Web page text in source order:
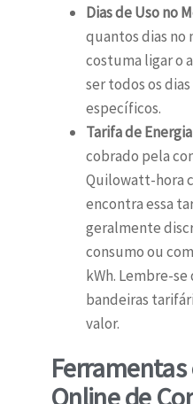
Dias de Uso no
quantos dias no
costuma ligar o
ser todos os
específicos.
Tarifa de
cobrado pela
Quilowatt-hora
encontra essa
geralmente
consumo ou
kWh. Lembre-
bandeiras
valor.
Online de